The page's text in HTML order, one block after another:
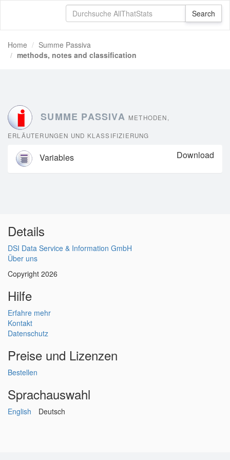
Home
Summe Passiva
methods, notes and classification
SUMME PASSIVA METHODEN,
ERLÄUTERUNGEN UND KLASSIFIZIERUNG
Variables Download
Details
DSI Data Service & Information GmbH
Über uns
Copyright 2026
Hilfe
Erfahre mehr
Kontakt
Datenschutz
Preise und Lizenzen
Bestellen
Sprachauswahl
English Deutsch